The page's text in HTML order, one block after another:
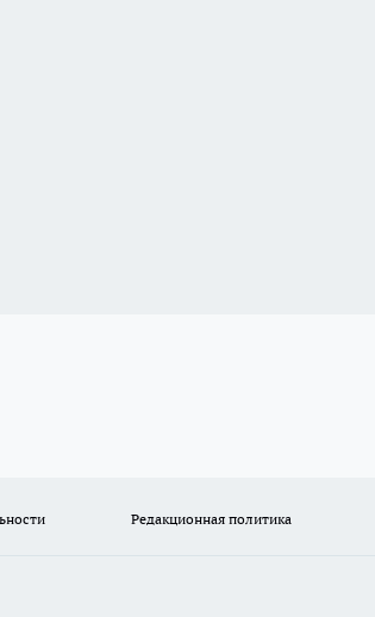
Редакционная политика